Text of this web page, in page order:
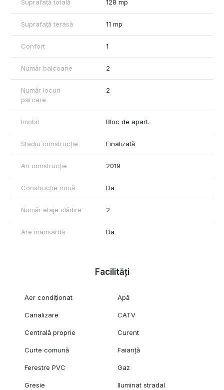
Suprafață totală 128 mp
Suprafață terasă 11 mp
Confort 1
Număr balcoane 2
Număr locuri
parcare
2
Imobil Bloc de apart.
Stadiu construcție Finalizată
An construcție 2019
Construcție nouă Da
Număr etaje clădire 2
Are mansardă Da
Facilități
Aer condiționat Apă
Canalizare CATV
Centrală proprie Curent
Curte comună Faianță
Ferestre PVC Gaz
Gresie Iluminat stradal